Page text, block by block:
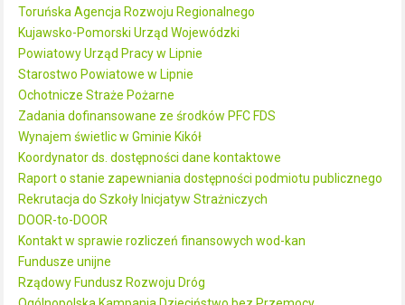
Toruńska Agencja Rozwoju Regionalnego
Kujawsko-Pomorski Urząd Wojewódzki
Powiatowy Urząd Pracy w Lipnie
Starostwo Powiatowe w Lipnie
Ochotnicze Straże Pożarne
Zadania dofinansowane ze środków PFC FDS
Wynajem świetlic w Gminie Kikół
Koordynator ds. dostępności dane kontaktowe
Raport o stanie zapewniania dostępności podmiotu publicznego
Rekrutacja do Szkoły Inicjatyw Strażniczych
DOOR-to-DOOR
Kontakt w sprawie rozliczeń finansowych wod-kan
Fundusze unijne
Rządowy Fundusz Rozwoju Dróg